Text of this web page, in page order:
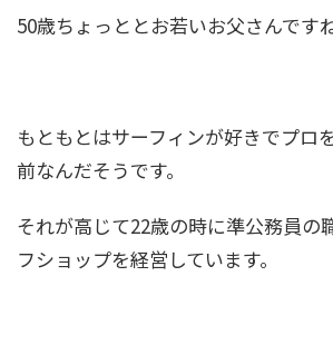
新庄剛志のグローブの話！父
小林陵侑４兄弟と家族構成
は？姉の諭果もかわいい！
石島雄介は結婚してた！嫁は
50歳ちょっととお若いお父さんですね
もともとはサーフィンが好きでプロ
前なんだそうです。
それが高じて22歳の時に準公務員の
フショップを経営しています。